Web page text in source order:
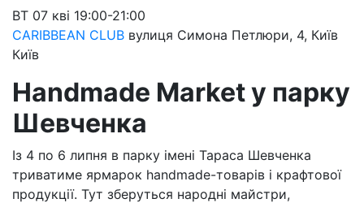
ВТ 07 кві 19:00-21:00
CARIBBEAN CLUB вулиця Симона Петлюри, 4, Київ
Київ
Handmade Market у парку
Шевченка
Із 4 по 6 липня в парку імені Тараса Шевченка
триватиме ярмарок handmade-товарів і крафтової
продукції. Тут зберуться народні майстри,